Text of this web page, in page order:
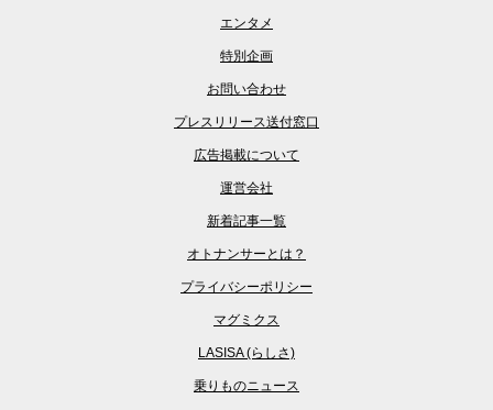
エンタメ
特別企画
お問い合わせ
プレスリリース送付窓口
広告掲載について
運営会社
新着記事一覧
オトナンサーとは？
プライバシーポリシー
マグミクス
LASISA (らしさ)
乗りものニュース